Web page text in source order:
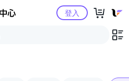
Yahoo購物中心登入